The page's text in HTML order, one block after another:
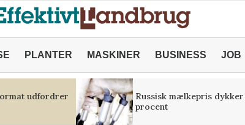
PLANTER MASKINER BUSINESS JOB
udfordrer
Russisk mælkepris dykker
procent